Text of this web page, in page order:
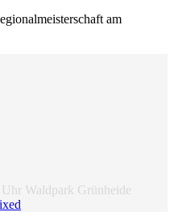
am
Uhr Waldpark Grünheide